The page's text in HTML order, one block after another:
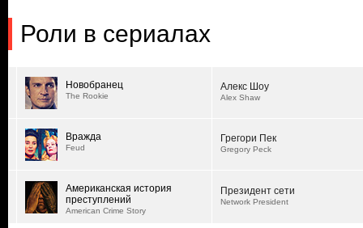
Роли в сериалах
Новобранец
The Rookie
Алекс Шоу
Alex Shaw
Вражда
Feud
Грегори Пек
Gregory Peck
Американская история
преступлений
American Crime Story
Президент сети
Network President